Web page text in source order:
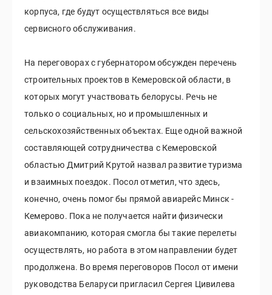
корпуса, где будут осуществляться все виды
сервисного обслуживания.
На переговорах с губернатором обсужден перечень
строительных проектов в Кемеровской области, в
которых могут участвовать белорусы. Речь не
только о социальных, но и промышленных и
сельскохозяйственных объектах. Еще одной важной
составляющей сотрудничества с Кемеровской
областью Дмитрий Крутой назвал развитие туризма
и взаимных поездок. Посол отметил, что здесь,
конечно, очень помог бы прямой авиарейс Минск -
Кемерово. Пока не получается найти физически
авиакомпанию, которая смогла бы такие перелеты
осуществлять, но работа в этом направлении будет
продолжена. Во время переговоров Посол от имени
руководства Беларуси пригласил Сергея Цивилева